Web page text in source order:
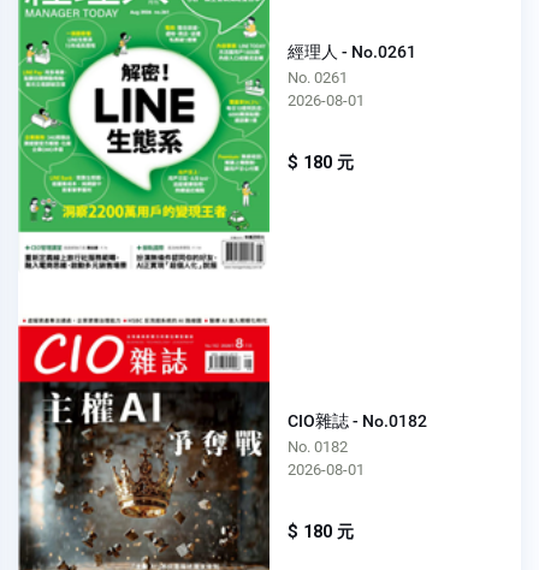
經理人 - No.0261
No. 0261
2026-08-01
$ 180 元
CIO雜誌 - No.0182
No. 0182
2026-08-01
$ 180 元